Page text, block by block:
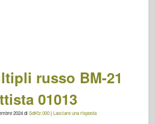
russo BM-21
01013
2024diSdKfz.000|Lasciare una risposta